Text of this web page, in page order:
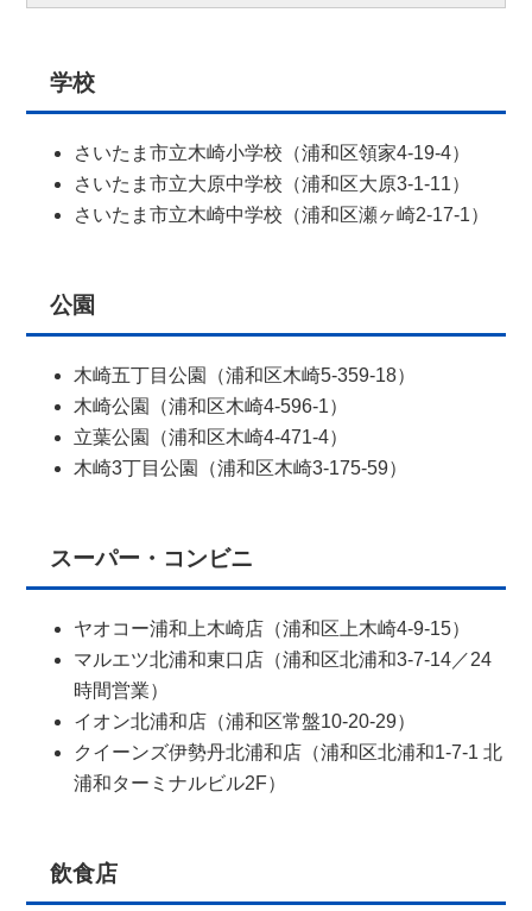
学校
さいたま市立木崎小学校（浦和区領家4-19-4）
さいたま市立大原中学校（浦和区大原3-1-11）
さいたま市立木崎中学校（浦和区瀬ヶ崎2-17-1）
公園
木崎五丁目公園（浦和区木崎5-359-18）
木崎公園（浦和区木崎4-596-1）
立葉公園（浦和区木崎4-471-4）
木崎3丁目公園（浦和区木崎3-175-59）
スーパー・コンビニ
ヤオコー浦和上木崎店（浦和区上木崎4-9-15）
マルエツ北浦和東口店（浦和区北浦和3-7-14／24
時間営業）
イオン北浦和店（浦和区常盤10-20-29）
クイーンズ伊勢丹北浦和店（浦和区北浦和1-7-1 北
浦和ターミナルビル2F）
飲食店